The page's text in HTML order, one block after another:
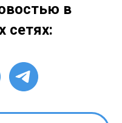
в
сетях: